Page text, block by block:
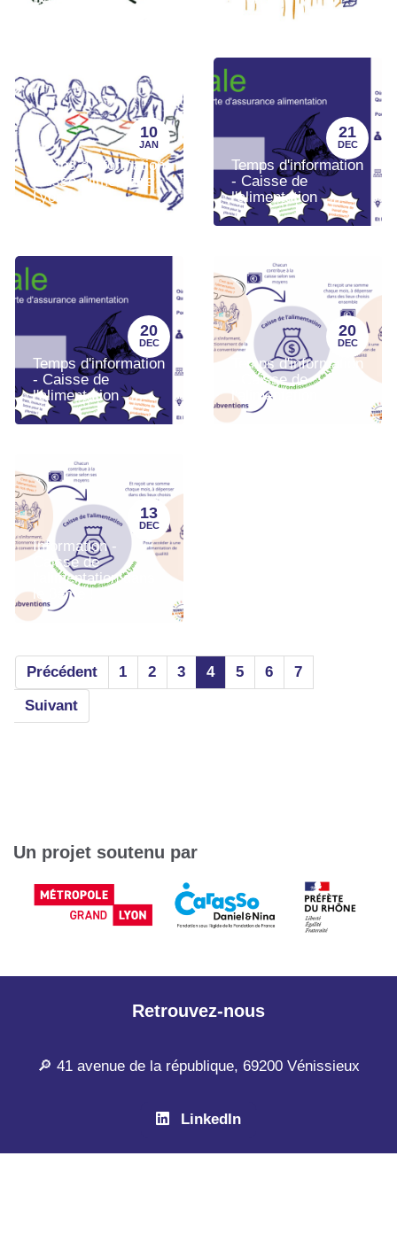
10
JAN
Temps d'information
caisse alimentaire
Lyon 8
21
DEC
Temps d'information
- Caisse de
l'alimentation
20
DEC
Temps d'information
- Caisse de
l'alimentation
20
DEC
Temps d'information
- Caisse de
l'alimentation
13
DEC
Information -
Caisse de
l'alimentation dans
le 8ème !
Précédent 1 2 3 4 5 6
7
Suivant
Un projet soutenu par
Retrouvez-nous
🔎 41 avenue de la république, 69200 Vénissieux
LinkedIn